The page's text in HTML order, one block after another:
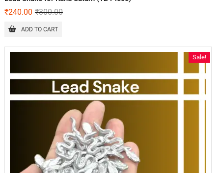
₹300.00
₹240.00
ADD TO CART
Sale!